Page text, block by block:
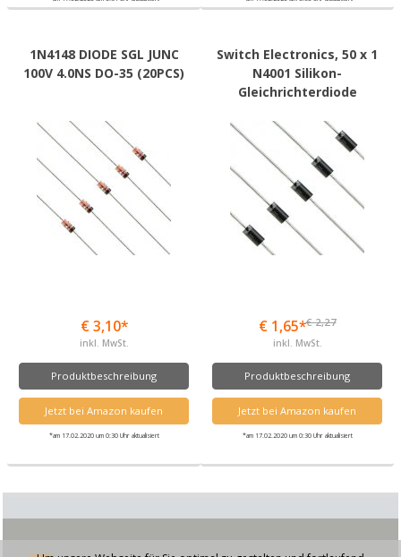
1N4148 DIODE SGL JUNC
100V 4.0NS DO-35 (20PCS)
€ 3,10*
inkl. MwSt.
Produktbeschreibung
Jetzt bei Amazon kaufen
*am 17.02.2020 um 0:30 Uhr aktualisiert
Switch Electronics, 50 x 1
N4001 Silikon-
Gleichrichterdiode
€ 1,65*€ 2,27
inkl. MwSt.
Produktbeschreibung
Jetzt bei Amazon kaufen
*am 17.02.2020 um 0:30 Uhr aktualisiert